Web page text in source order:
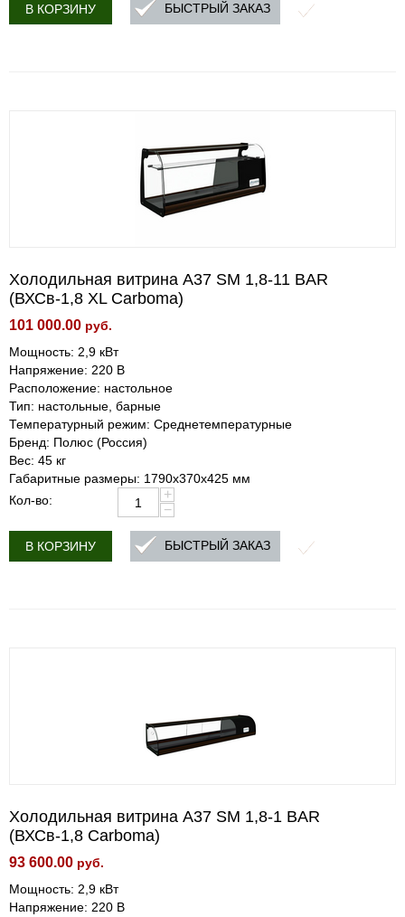
В КОРЗИНУ БЫСТРЫЙ ЗАКАЗ
Холодильная витрина A37 SM 1,8-11 BAR
(ВХСв-1,8 XL Carboma)
101 000.00 руб.
Мощность: 2,9 кВт
Напряжение: 220 В
Расположение: настольное
Тип: настольные, барные
Температурный режим: Среднетемпературные
Бренд: Полюс (Россия)
Вес: 45 кг
Габаритные размеры: 1790х370х425 мм
Кол-во:
+
−
В КОРЗИНУ БЫСТРЫЙ ЗАКАЗ
Холодильная витрина A37 SM 1,8-1 BAR
(ВХСв-1,8 Carboma)
93 600.00 руб.
Мощность: 2,9 кВт
Напряжение: 220 В